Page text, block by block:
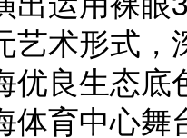
艺术形式，
优良生态
育中心舞